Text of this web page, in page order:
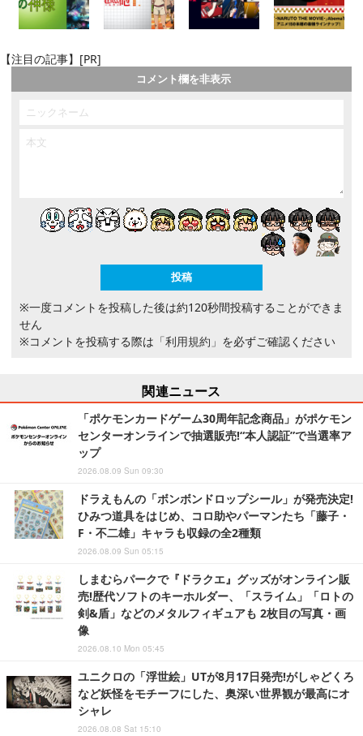
【注目の記事】[PR]
コメント欄を非表示
※一度コメントを投稿した後は約120秒間投稿することができま
せん
※コメントを投稿する際は 「利用規約」 を必ずご確認ください
関連ニュース
「ポケモンカードゲーム30周年記念商品」がポケモン
センターオンラインで抽選販売!“本人認証”で当選率ア
ップ
2026.08.09 Sun 09:30
ドラえもんの「ボンボンドロップシール」が発売決定!
ひみつ道具をはじめ、コロ助やパーマンたち「藤子・
F・不二雄」キャラも収録の全2種類
2026.08.09 Sun 05:15
しまむらパークで『ドラクエ』グッズがオンライン販
売!歴代ソフトのキーホルダー、「スライム」「ロトの
剣&盾」などのメタルフィギュアも 2枚目の写真・画
像
2026.08.10 Mon 05:45
ユニクロの「浮世絵」UTが8月17日発売!がしゃどくろ
など妖怪をモチーフにした、奥深い世界観が最高にオ
シャレ
2026.08.08 Sat 15:10